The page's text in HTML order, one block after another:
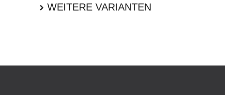
WEITERE VARIANTEN